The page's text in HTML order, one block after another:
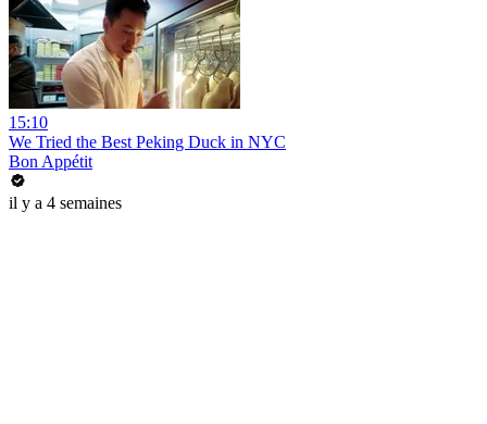
15:10
We Tried the Best Peking Duck in NYC
Bon Appétit
il y a 4 semaines